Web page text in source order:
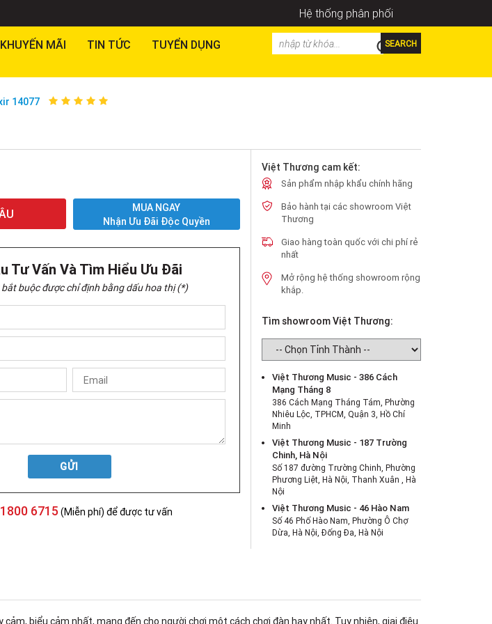
Hệ thống phân phối
KHUYẾN MÃI TIN TỨC TUYỂN DỤNG SEARCH
14077
MUA NGAY
Nhận Ưu Đãi Độc Quyền
Tư Vấn Và Tìm Hiểu Ưu Đãi
buộc được chỉ định bằng dấu hoa thị (*)
GỬI
1800 6715 (Miễn phí) để được tư vấn
Việt Thương cam kết:
Sản phẩm nhập khẩu chính hãng
Bảo hành tại các showroom Việt
Thương
Giao hàng toàn quốc với chi phí rẻ
nhất
Mở rộng hệ thống showroom rộng
khắp.
Tìm showroom Việt Thương:
Việt Thương Music - 386 Cách
Mạng Tháng 8
386 Cách Mạng Tháng Tám, Phường
Nhiêu Lộc, TPHCM, Quận 3, Hồ Chí
Minh
Việt Thương Music - 187 Trường
Chinh, Hà Nội
Số 187 đường Trường Chinh, Phường
Phương Liệt, Hà Nội, Thanh Xuân , Hà
Nội
Việt Thương Music - 46 Hào Nam
Số 46 Phố Hào Nam, Phường Ô Chợ
Dừa, Hà Nội, Đống Đa, Hà Nội
Chí Minh
Việt Thương Music - 180 Võ Thị Sáu
biểu cảm nhất, mang đến cho người chơi một cách chơi đàn hay nhất. Tuy nhiên, giai điệu